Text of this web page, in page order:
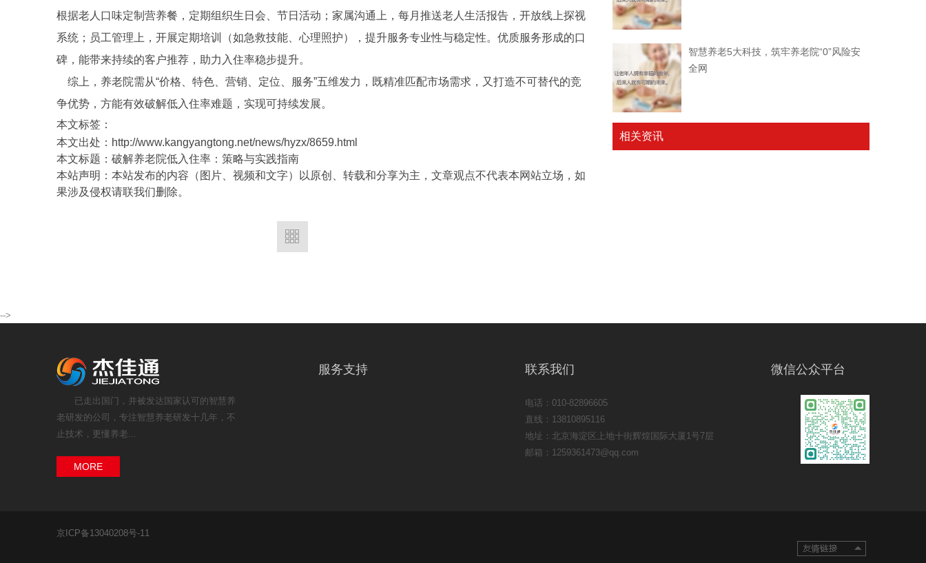
根据老人口味定制营养餐，定期组织生日会、节日活动；家属沟通上，每月推送老人生活报告，开放线上探视
系统；员工管理上，开展定期培训（如急救技能、心理照护），提升服务专业性与稳定性。优质服务形成的口
碑，能带来持续的客户推荐，助力入住率稳步提升。
综上，养老院需从“价格、特色、营销、定位、服务”五维发力，既精准匹配市场需求，又打造不可替代的竞
争优势，方能有效破解低入住率难题，实现可持续发展。
本文标签：
本文出处：http://www.kangyangtong.net/news/hyzx/8659.html
本文标题：破解养老院低入住率：策略与实践指南
本站声明：本站发布的内容（图片、视频和文字）以原创、转载和分享为主，文章观点不代表本网站立场，如
果涉及侵权请联我们删除。
智慧养老5大科技，筑牢养老院“0”风险安
全网
相关资讯
-->
已走出国门，并被发达国家认可的智慧养
老研发的公司，专注智慧养老研发十几年，不
止技术，更懂养老...
MORE
服务支持 联系我们
电话：010-82896605
直线：13810895116
地址：北京海淀区上地十街辉煌国际大厦1号7层
邮箱：1259361473@qq.com
微信公众平台
京ICP备13040208号-11